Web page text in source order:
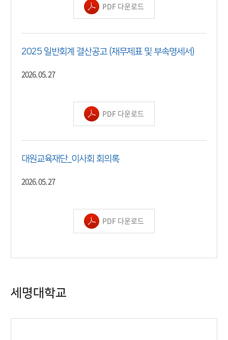
PDF 다운로드
2025 일반회계 결산공고 (재무제표 및 부속명세서)
2026. 05. 27
PDF 다운로드
대원교육재단_이사회 회의록
2026. 05. 27
PDF 다운로드
세명대학교